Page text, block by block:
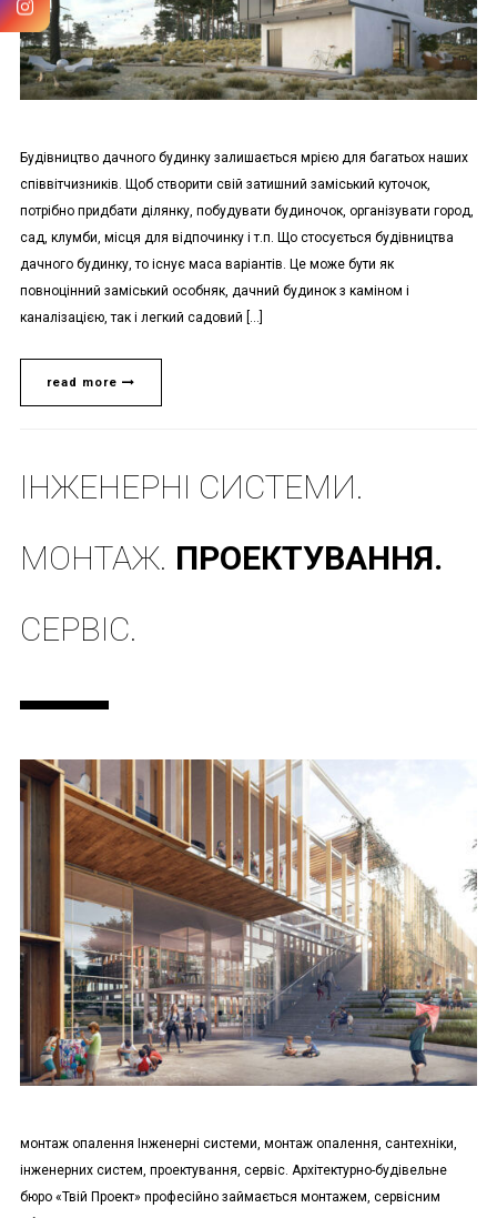
Будівництво дачного будинку залишається мрією для багатьох наших
співвітчизників. Щоб створити свій затишний заміський куточок,
потрібно придбати ділянку, побудувати будиночок, організувати город,
сад, клумби, місця для відпочинку і т.п. Що стосується будівництва
дачного будинку, то існує маса варіантів. Це може бути як
повноцінний заміський особняк, дачний будинок з каміном і
каналізацією, так і легкий садовий […]
read more
ІНЖЕНЕРНІ СИСТЕМИ.
МОНТАЖ. ПРОЕКТУВАННЯ.
СЕРВІС.
монтаж опалення Інженерні системи, монтаж опалення, сантехніки,
інженерних систем, проектування, сервіс. Архітектурно-будівельне
бюро «Твій Проект» професійно займається монтажем, сервісним